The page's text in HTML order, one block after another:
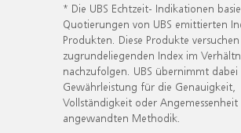
* Die UBS Echtzeit- Indikationen
Quotierungen von UBS emittierten
Produkten. Diese Produkte
zugrundeliegenden Index im
nachzufolgen. UBS übernimmt dabei
Gewährleistung für die Genauigkeit,
Vollständigkeit oder Angemessenheit
angewandten Methodik.